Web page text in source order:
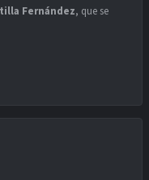
Fernández, que se